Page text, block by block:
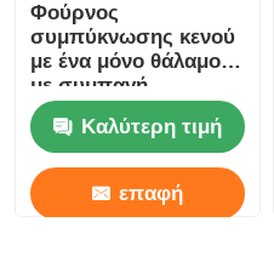
Φούρνος
συμπύκνωσης κενού
με ένα μόνο θάλαμο
με συμπαγή
κατακόρυφη δομή
Καλύτερη τιμή
επαφή